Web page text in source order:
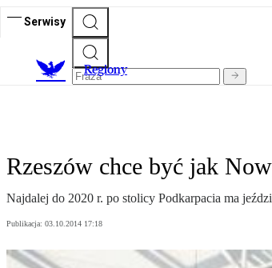
Serwisy
Regiony
Rzeszów chce być jak
Najdalej do 2020 r. po stolicy Podkarpacia ma
Publikacja: 03.10.2014 17:18